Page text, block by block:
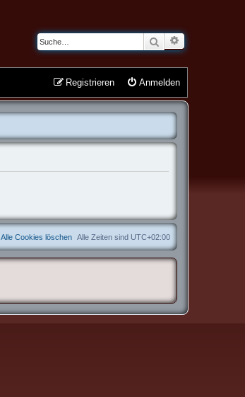
Suche
Anmelden
Registrieren
Alle Zeiten sind UTC+02:00
Alle Cookies löschen